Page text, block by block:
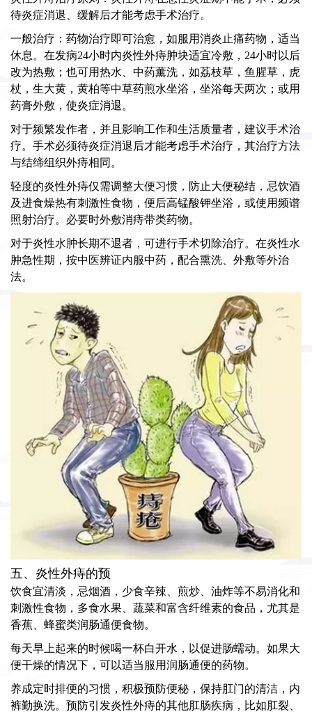
待炎症消退、缓解后才能考虑手术治疗。
一般治疗：药物治疗即可治愈，如服用消炎止痛药物，适当
休息。在发病24小时内炎性外痔肿块适宜冷敷，24小时以后
改为热敷；也可用热水、中药薰洗，如荔枝草，鱼腥草，虎
杖，生大黄，黄柏等中草药煎水坐浴，坐浴每天两次；或用
药膏外敷，使炎症消退。
对于频繁发作者，并且影响工作和生活质量者，建议手术治
疗。手术必须待炎症消退后才能考虑手术治疗，其治疗方法
与结缔组织外痔相同。
轻度的炎性外痔仅需调整大便习惯，防止大便秘结，忌饮酒
及进食燥热有刺激性食物，便后高锰酸钾坐浴，或使用频谱
照射治疗。必要时外敷消痔带类药物。
对于炎性水肿长期不退者，可进行手术切除治疗。在炎性水
肿急性期，按中医辨证内服中药，配合熏洗、外敷等外治
法。
五、炎性外痔的预
饮食宜清淡，忌烟酒，少食辛辣、煎炒、油炸等不易消化和
刺激性食物，多食水果、蔬菜和富含纤维素的食品，尤其是
香蕉、蜂蜜类润肠通便食物。
每天早上起来的时候喝一杯白开水，以促进肠蠕动。如果大
便干燥的情况下，可以适当服用润肠通便的药物。
养成定时排便的习惯，积极预防便秘，保持肛门的清洁，内
裤勤换洗。预防引发炎性外痔的其他肛肠疾病，比如肛裂、